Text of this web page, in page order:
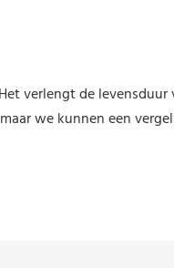
verlengt de
we kunnen een